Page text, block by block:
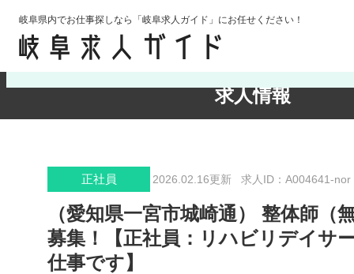
岐阜県内でお仕事探しなら「岐阜求人ガイド」にお任せください！
求人情報
検索条件の確認・変更
正社員 2026.02.16更新 求人ID：A004641-nor
（愛知県一宮市城崎通） 整体師（
募集！【正社員：リハビリデイサ
仕事です】